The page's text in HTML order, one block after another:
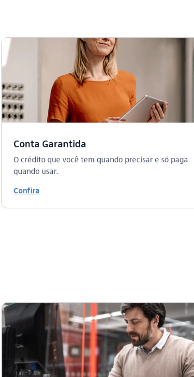
Conta Garantida
O crédito que você tem quando precisar e só paga
quando usar.
Confira